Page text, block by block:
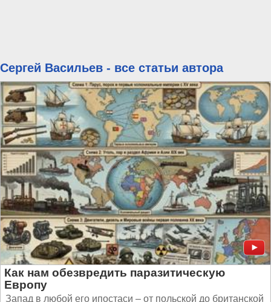
Сергей Васильев - все статьи автора
Как нам обезвредить паразитическую
Европу
Запад в любой его ипостаси – от польской до британской